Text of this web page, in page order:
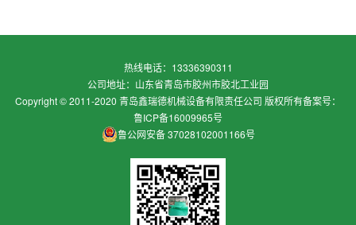
热线电话：13336390311
公司地址：山东省青岛市胶州市胶北工业园
Copyright © 2011-2020 青岛鑫瑞德机械设备有限责任公司 版权所有备案号：
鲁ICP备16009965号
鲁公网安备 37028102001166号